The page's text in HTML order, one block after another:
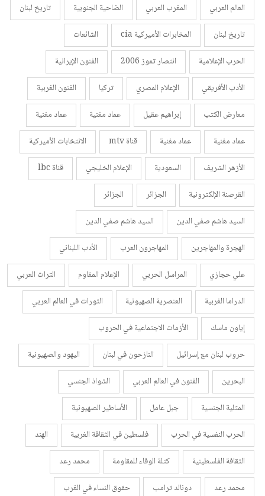
العالم العربي
المغرب العربي الضاحية الجنوبية
تاريخ لبنان
تاريخ لبنان
المخابرات الأميركية cia
الشائعات
الحرب الإعلامية
انتصار تموز 2006
الفنون الإيرانية
الأدب الأفريقي
الإعلام المصري تركيا
الفنون الغربية
معارض الكتب
إبراهيم عقيل عماد مغنية
عماد مغنية
عماد مغنية
عماد مغنية قناة mtv
الانتخابات الأميركية
الأزهر الشريف
السعودية الإعلام الخليجي
قناة lbc
القرصنة الإلكترونية
الجزائر
الجزائر
السيد هاشم صفي الدين
السيد هاشم صفي الدين
الهجرة والمهاجرين
المهاجرون العرب
الأدب اللبناني
علي حجازي
المراسل الحربي الإعلام المقاوم
التراث العربي
الدراما الغربية
العنصرية الصهيونية
الثورات في العالم العربي
إياون ماسك
الأزمات الاجتماعية في الحروب
حروب لبنان مع إسرائيل
النازحون في لبنان
اليهود والصهيونية
البحرين
الفنون في العالم العربي
الشواذ الجنسي
المثلية الجنسية
جبل عامل
الأساطير الصهيونية
الحرب النفسية في الحرب
فلسطين في الثقافة الغربية
الهند
الثقافة الفلسطينية
كتلة الوفاء للمقاومة
محمد رعد
محمد رعد
دونالد ترامب
حقوق النساء في الغرب